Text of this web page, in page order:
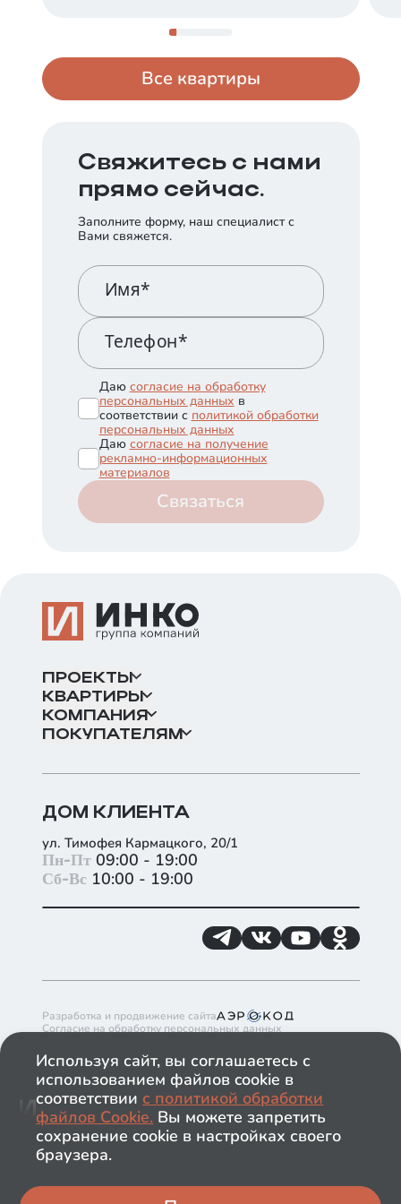
Все квартиры
Свяжитесь с нами
прямо сейчас.
Заполните форму, наш специалист с
Вами свяжется.
Имя*
Телефон*
Даю согласие на обработку
персональных данных в
соответствии с политикой обработки
персональных данных
Даю согласие на получение
рекламно-информационных
материалов
Связаться
ПРОЕКТЫ
КВАРТИРЫ
КОМПАНИЯ
ПОКУПАТЕЛЯМ
ДОМ КЛИЕНТА
ул. Тимофея Кармацкого, 20/1
Пн-Пт 09:00 - 19:00
Сб-Вс 10:00 - 19:00
Разработка и продвижение сайта
Согласие на обработку персональных данных
Политика обработки файлов cookie в ГК ИНКО
Политика обработки персональных данных
Обращаем ваше внимание на то, что данный сайт носит
исключительно информационный характер и ни при каких
условиях информационные материалы и цены,
размещённые на сайте, не являются публичной офертой.
Застройщик имеет право изменять стоимость объектов.
ООО "ЛОТ 1.ТЮМЕНЬ. СПЕЦИАЛИЗИРОВАННЫЙ
ЗАСТРОЙЩИК"
2026© ИНКО и К, ИНКО
Используя сайт, вы соглашаетесь с
использованием файлов cookie в
соответствии с политикой обработки
файлов Сookie. Вы можете запретить
сохранение cookie в настройках своего
браузера.